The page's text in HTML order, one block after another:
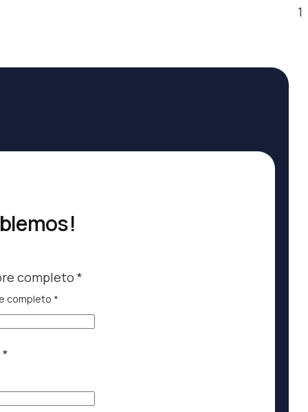
1
completo *
completo *
*